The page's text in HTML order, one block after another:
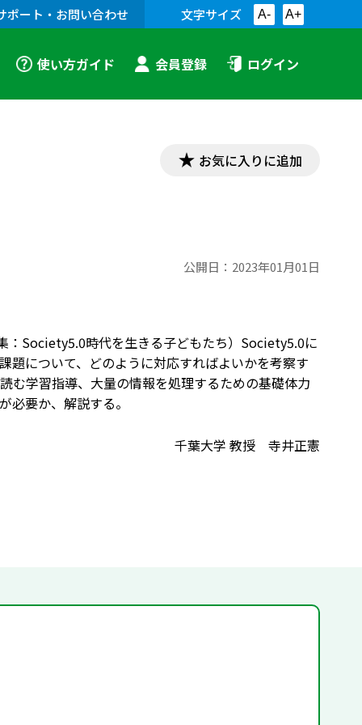
ポート・お問い合わせ 文字サイズ A- A+
使い方ガイド 会員登録 ログイン
お気に入りに追加
公開日： 2023年01月01日
Society5.0時代を生きる子どもたち）Society5.0に
題について、どのように対応すればよいかを考察す
む学習指導、大量の情報を処理するための基礎体力
必要か、解説する。
千葉大学 教授 寺井正憲